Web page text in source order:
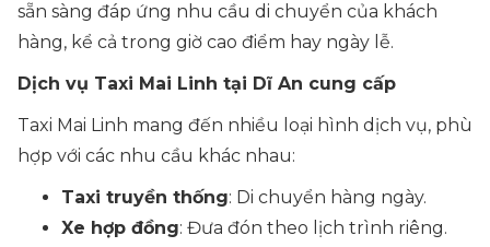
sẵn sàng đáp ứng nhu cầu di chuyển của khách
hàng, kể cả trong giờ cao điểm hay ngày lễ.
Dịch vụ Taxi Mai Linh tại Dĩ An cung cấp
Taxi Mai Linh mang đến nhiều loại hình dịch vụ, phù
hợp với các nhu cầu khác nhau:
Taxi truyền thống: Di chuyển hàng ngày.
Xe hợp đồng: Đưa đón theo lịch trình riêng.